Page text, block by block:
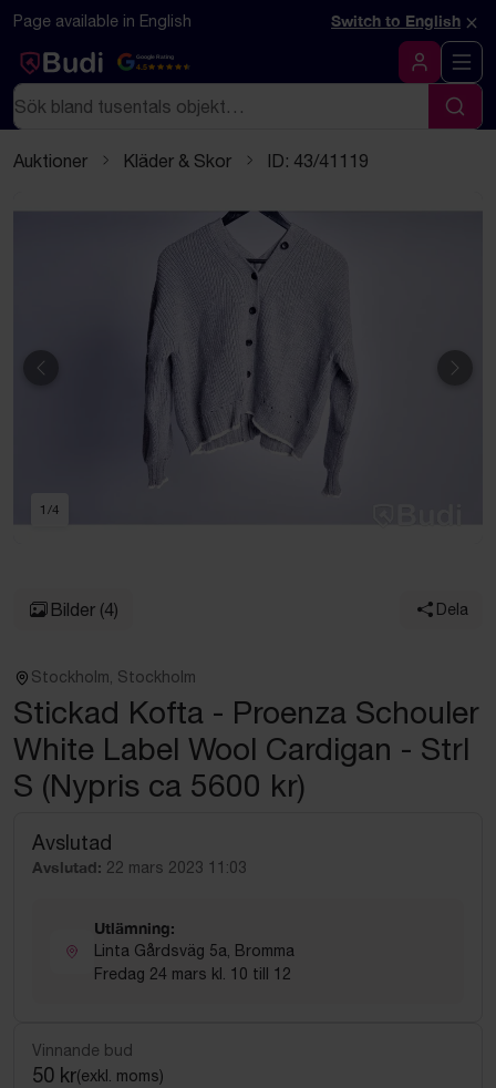
Hoppa till innehåll
Textbaserad (markdown) version av denna sida
Page available in English Switch to English ×
Google Rating
4.5
Logga in
Sök
Sök
Auktioner Kläder & Skor ID: 43/41119
Föregående
1 /4
Bilder (4) Dela
Stockholm, Stockholm
Stickad Kofta - Proenza Schouler
White Label Wool Cardigan - Strl
S (Nypris ca 5600 kr)
Avslutad
Avslutad: 22 mars 2023 11:03
Utlämning:
Linta Gårdsväg 5a, Bromma
Fredag 24 mars kl. 10 till 12
Vinnande bud
50 kr(exkl. moms)